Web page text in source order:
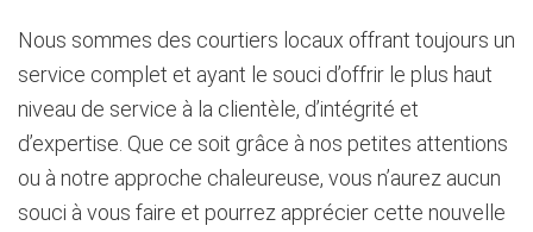
Nous sommes des courtiers locaux offrant toujours un
service complet et ayant le souci d’offrir le plus haut
niveau de service à la clientèle, d’intégrité et
d’expertise. Que ce soit grâce à nos petites attentions
ou à notre approche chaleureuse, vous n’aurez aucun
souci à vous faire et pourrez apprécier cette nouvelle